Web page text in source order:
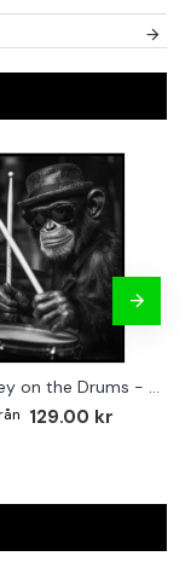
Monkey on the Drums - Trendig poster
129.00 kr